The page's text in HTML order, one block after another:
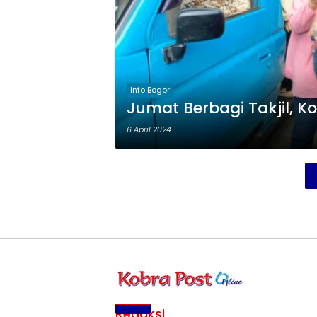
Info Bogor
Jumat Berbagi Takjil,
6 April 2024